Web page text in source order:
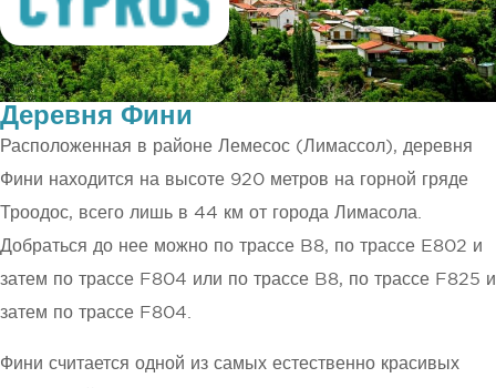
Деревня Фини
Расположенная в районе Лемесос (Лимассол), деревня
Фини находится на высоте 920 метров на горной гряде
Троодос, всего лишь в 44 км от города Лимасола.
Добраться до нее можно по трассе B8, по трассе E802 и
затем по трассе F804 или по трассе B8, по трассе F825 и
затем по трассе F804.
Фини считается одной из самых естественно красивых